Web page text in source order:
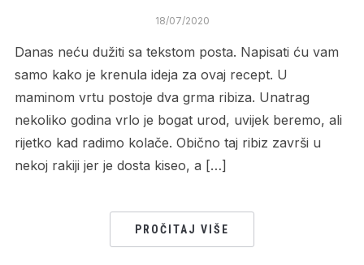
18/07/2020
Danas neću dužiti sa tekstom posta. Napisati ću vam
samo kako je krenula ideja za ovaj recept. U
maminom vrtu postoje dva grma ribiza. Unatrag
nekoliko godina vrlo je bogat urod, uvijek beremo, ali
rijetko kad radimo kolače. Obično taj ribiz završi u
nekoj rakiji jer je dosta kiseo, a […]
PROČITAJ VIŠE